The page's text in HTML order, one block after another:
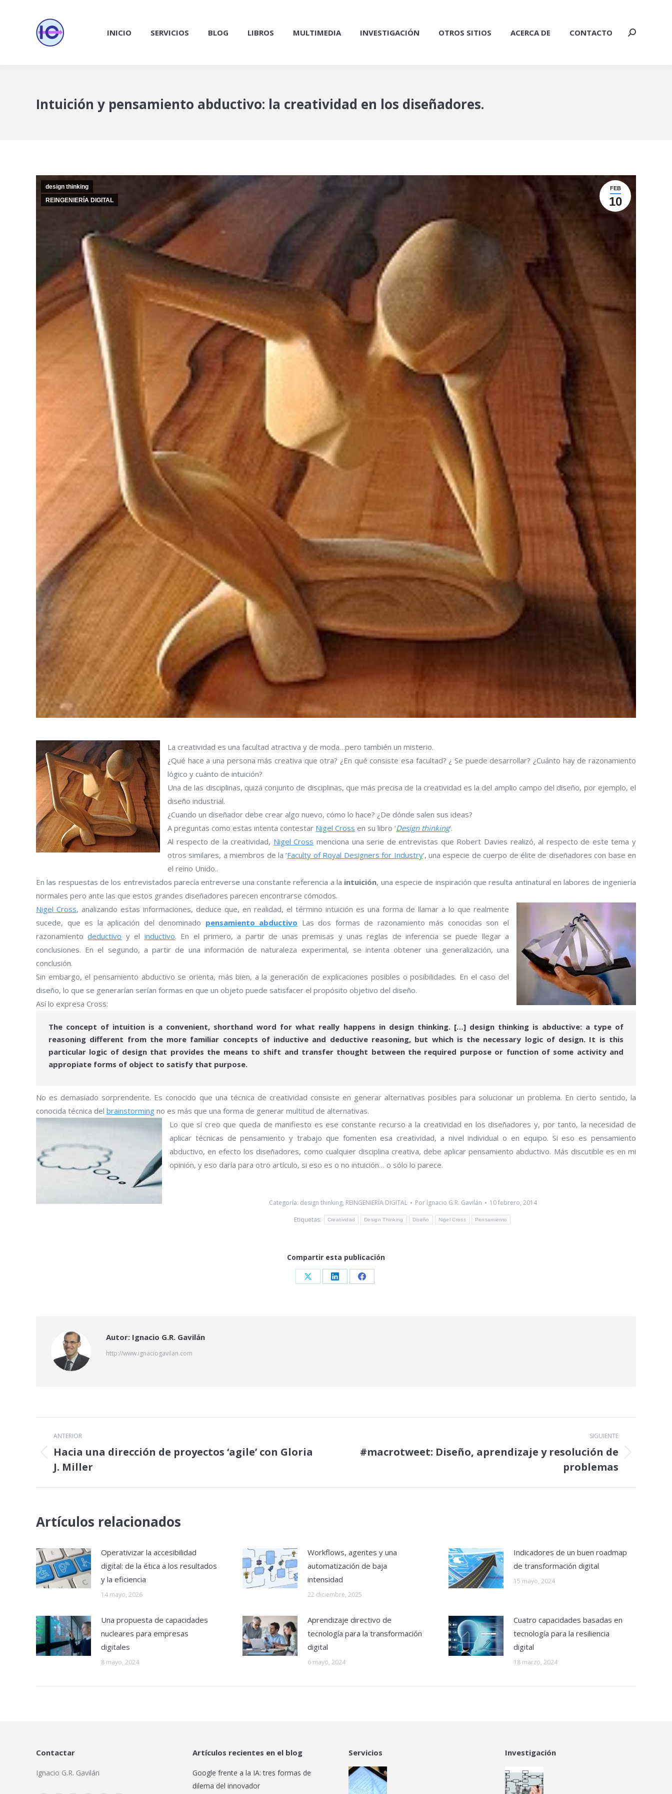
INICIO SERVICIOS BLOG LIBROS MULTIMEDIA INVESTIGACIÓN OTROS SITIOS ACERCA DE CONTACTO Buscar:
Intuición y pensamiento abductivo: la creatividad en los diseñadores.
FEB
10
design thinking
REINGENIERÍA DIGITAL
La creatividad es una facultad atractiva y de moda…pero también un misterio.
¿Qué hace a una persona más creativa que otra? ¿En qué consiste esa facultad? ¿ Se puede desarrollar? ¿Cuánto hay de razonamiento
lógico y cuánto de intuición?
Una de las disciplinas, quizá conjunto de disciplinas, que más precisa de la creatividad es la del amplio campo del diseño, por ejemplo, el
diseño industrial.
¿Cuando un diseñador debe crear algo nuevo, cómo lo hace? ¿De dónde salen sus ideas?
A preguntas como estas intenta contestar Nigel Cross en su libro ‘Design thinking‘.
Al respecto de la creatividad, Nigel Cross menciona una serie de entrevistas que Robert Davies realizó, al respecto de este tema y
otros similares, a miembros de la ‘Faculty of Royal Designers for Industry‘, una especie de cuerpo de élite de diseñadores con base en
el reino Unido..
En las respuestas de los entrevistados parecía entreverse una constante referencia a la intuición, una especie de inspiración que resulta antinatural en labores de ingeniería
normales pero ante las que estos grandes diseñadores parecen encontrarse cómodos.
Nigel Cross, analizando estas informaciones, deduce que, en realidad, el término intuición es una forma de llamar a lo que realmente
sucede, que es la aplicación del denominado pensamiento abductivo Las dos formas de razonamiento más conocidas son el
razonamientodeductivo y el inductivo. En el primero, a partir de unas premisas y unas reglas de inferencia se puede llegar a
conclusiones. En el segundo, a partir de una información de naturaleza experimental, se intenta obtener una generalización, una
conclusión.
Sin embargo, el pensamiento abductivo se orienta, más bien, a la generación de explicaciones posibles o posibilidades. En el caso del
diseño, lo que se generarían serían formas en que un objeto puede satisfacer el propósito objetivo del diseño.
Así lo expresa Cross:
The concept of intuition is a convenient, shorthand word for what really happens in design thinking. […] design thinking is abductive: a type of
reasoning different from the more familiar concepts of inductive and deductive reasoning, but which is the necessary logic of design. It is this
particular logic of design that provides the means to shift and transfer thought between the required purpose or function of some activity and
appropiate forms of object to satisfy that purpose.
No es demasiado sorprendente. Es conocido que una técnica de creatividad consiste en generar alternativas posibles para solucionar un problema. En cierto sentido, la
conocida técnica del brainstorming no es más que una forma de generar multitud de alternativas.
Lo que sí creo que queda de manifiesto es ese constante recurso a la creatividad en los diseñadores y, por tanto, la necesidad de
aplicar técnicas de pensamiento y trabajo que fomenten esa creatividad, a nivel individual o en equipo. Si eso es pensamiento
abductivo, en efecto los diseñadores, como cualquier disciplina creativa, debe aplicar pensamiento abductivo. Más discutible es en mi
opinión, y eso daría para otro artículo, si eso es o no intuición… o sólo lo parece.
Categoría: design thinking, REINGENIERÍA DIGITAL Por Ignacio G.R. Gavilán
10 febrero, 2014
Etiquetas:
Creatividad Design Thinking Diseño Nigel Cross Pensamiento
Compartir esta publicación
Share Share Share
Autor: Ignacio G.R. Gavilán
http://www.ignaciogavilan.com
Navegación
entre
publicaciones
ANTERIOR
Publicación
anterior:
Hacia una dirección de proyectos ‘agile’ con Gloria
J. Miller
SIGUIENTE
Publicación
#macrotweet: Diseño, aprendizaje y resolución de
problemas
Artículos relacionados
Operativizar la accesibilidad
digital: de la ética a los resultados
y la eficiencia
14 mayo, 2026
Workflows, agentes y una
automatización de baja
intensidad
22 diciembre, 2025
Indicadores de un buen roadmap
de transformación digital
15 mayo, 2024
Una propuesta de capacidades
nucleares para empresas
digitales
8 mayo, 2024
Aprendizaje directivo de
tecnología para la transformación
digital
6 mayo, 2024
Cuatro capacidades basadas en
tecnología para la resiliencia
digital
18 marzo, 2024
Contactar
Ignacio G.R. Gavilán
Artículos recientes en el blog
Google frente a la IA: tres formas de
dilema del innovador
Servicios Investigación